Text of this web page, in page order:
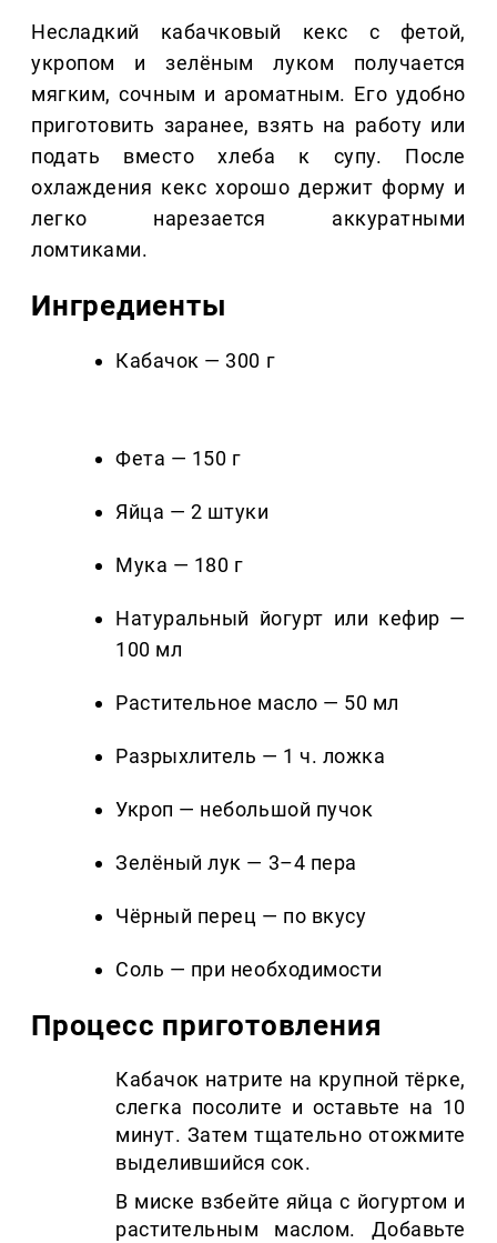
Несладкий кабачковый кекс с фетой,
укропом и зелёным луком получается
мягким, сочным и ароматным. Его удобно
приготовить заранее, взять на работу или
подать вместо хлеба к супу. После
охлаждения кекс хорошо держит форму и
легко нарезается аккуратными
ломтиками.
Ингредиенты
Кабачок — 300 г
Фета — 150 г
Яйца — 2 штуки
Мука — 180 г
Натуральный йогурт или кефир —
100 мл
Растительное масло — 50 мл
Разрыхлитель — 1 ч. ложка
Укроп — небольшой пучок
Зелёный лук — 3–4 пера
Чёрный перец — по вкусу
Соль — при необходимости
Процесс приготовления
Кабачок натрите на крупной тёрке,
слегка посолите и оставьте на 10
минут. Затем тщательно отожмите
выделившийся сок.
В миске взбейте яйца с йогуртом и
растительным маслом. Добавьте